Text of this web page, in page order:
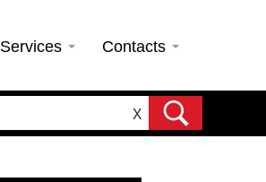
Services Contacts
X